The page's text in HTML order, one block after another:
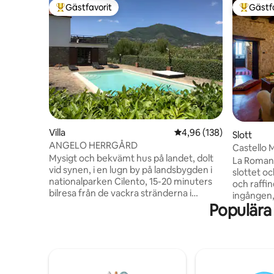
Populär gästfavorit
Gästfavorit
Villa 4,96 av 5 i
4,96 (138)
ANGELO HERRGÅRD
Mysigt och bekvämt hus på landet, dolt
vid synen, i en lugn by på landsbygden i
nationalparken Cilento, 15-20 minuters
bilresa från de vackra stränderna i
Tyrrenska havet (blå flagg). En oas av frid,
utrymme och ljus, för njutbara stunder i
Slott
Castello
La
slottet
och
de två
gröna i